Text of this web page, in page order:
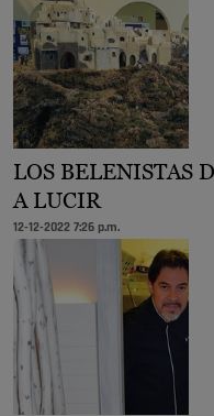
LOS BELENISTAS
A LUCIR
12-12-2022 7:26 p.m.